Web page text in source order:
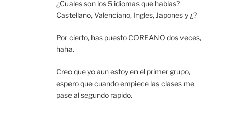
¿Cuales son los 5 idiomas que hablas?
Castellano, Valenciano, Ingles, Japones y ¿?
Por cierto, has puesto COREANO dos veces,
haha.
Creo que yo aun estoy en el primer grupo,
espero que cuando empiece las clases me
pase al segundo rapido.